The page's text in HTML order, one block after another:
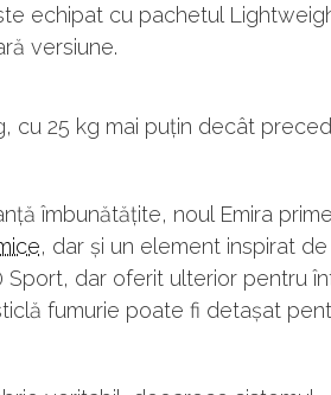
echipat cu pachetul
versiune.
cu 25 kg mai puțin decât
îmbunătățite, noul Emira
, dar și un element inspirat
Sport, dar oferit ulterior pentru
fumurie poate fi detașat